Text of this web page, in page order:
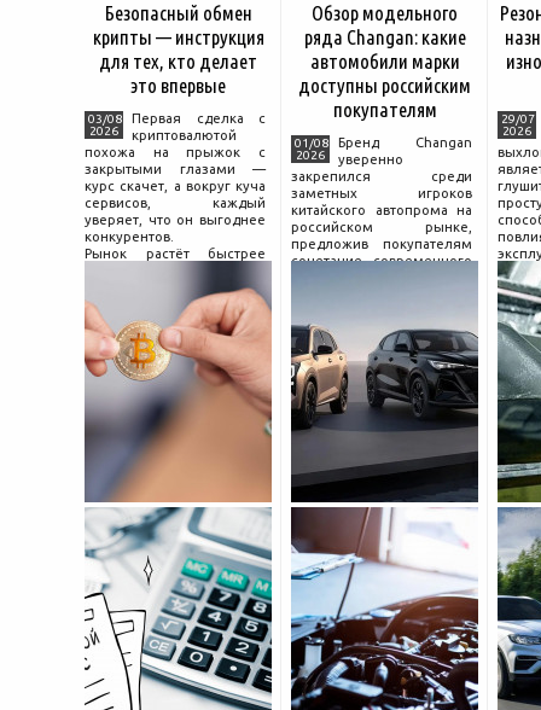
Безопасный обмен
крипты — инструкция
для тех, кто делает
это впервые
03/08
2026
Первая сделка с
криптовалютой
похожа на прыжок с
закрытыми глазами —
курс скачет, а вокруг куча
сервисов, каждый
уверяет, что он выгоднее
конкурентов.
Рынок растёт быстрее
поведения на нём.
Петербургские
криптообменники,
московские
Обзор модельного
ряда Changan: какие
автомобили марки
доступны российским
покупателям
01/08
2026
Бренд Changan
уверенно
закрепился среди
заметных игроков
китайского автопрома на
российском рынке,
предложив покупателям
сочетание современного
насчитывает несколько
десятилетий
29/07
2026
и